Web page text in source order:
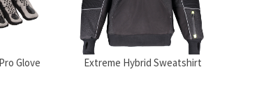
Glove Extreme Hybrid Sweatshirt